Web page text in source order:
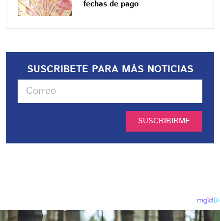
fechas de pago
SUSCRIBETE PARA MÁS NOTICIAS
SUSCRIBIRME